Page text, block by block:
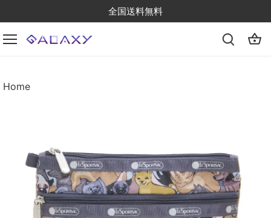
to
content
全国送料無料
Home